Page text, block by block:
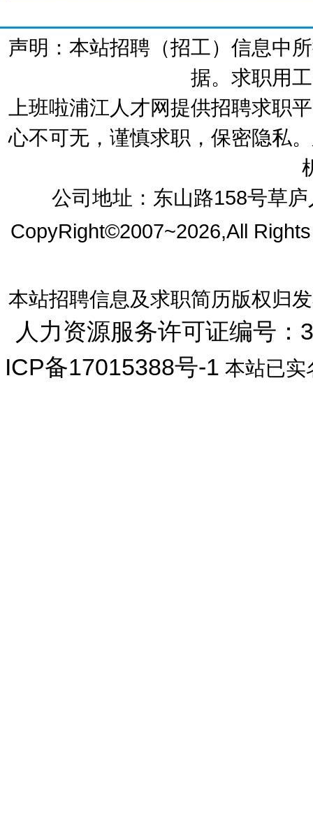
声明：本站招聘（招工）信息中
据。求职用
上班啦浦江人才网提供招聘求职
心不可无，谨慎求职，保密隐私
公司地址：东山路158号草
CopyRight©2007~2026,All
本站招聘信息及求职简历版权归
人力资源服务许可证编号
ICP备17015388号-1 本站已